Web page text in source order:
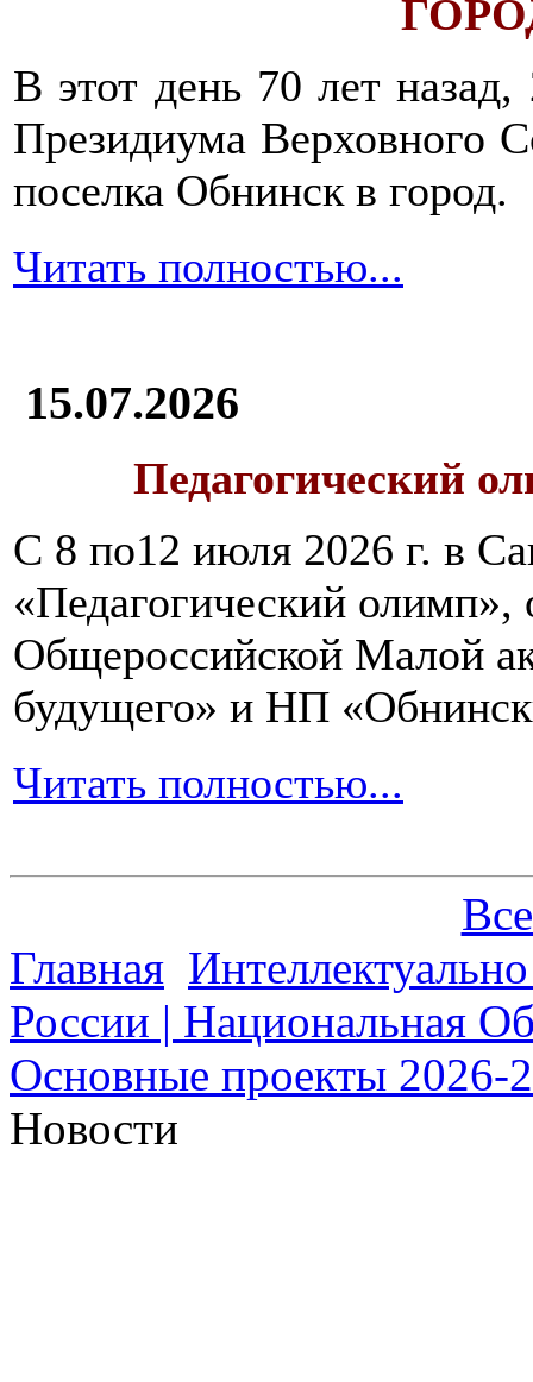
В этот день 70 лет
Президиума Верховного
поселка Обнинск в город.
Читать полностью...
15.07.2026
Педагогический
С 8 по12 июля 2026 г. в
«Педагогический олимп»,
Общероссийской Малой
будущего» и НП
Читать полностью...
Главная
России | Национальная
Основные проекты 2026-
Новости